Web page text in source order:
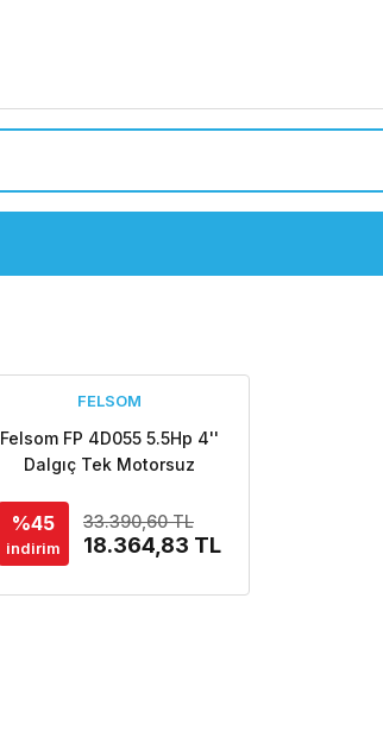
FELSOM
Felsom FP 4D055 5.5Hp 4''
Dalgıç Tek Motorsuz
%45
indirim
33.390,60 TL
18.364,83 TL